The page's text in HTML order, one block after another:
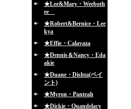
★Lee&Mary・Weeboth
ee
★Robert&Bernice・Lee
kya
★Effie・Calavaza
★Dennis＆Nancy・Eda
akie
★Duane・Dishta(ペイ
ント)
★Myron・Panteah
★Dickie・Quandelacy